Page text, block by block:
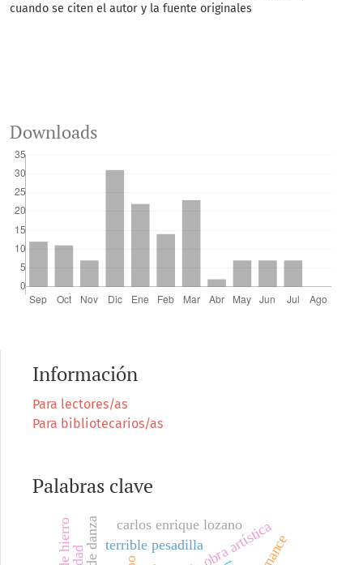
cuando se citen el autor y la fuente originales
Downloads
Información
Para lectores/as
Para bibliotecarios/as
Palabras clave
terrible pesadilla
carlos enrique lozano